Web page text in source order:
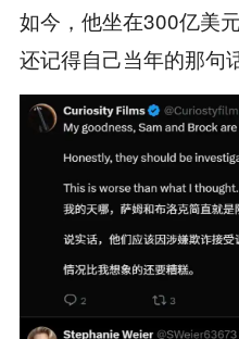
如今，他坐在300亿美
还记得自己当年的那句话